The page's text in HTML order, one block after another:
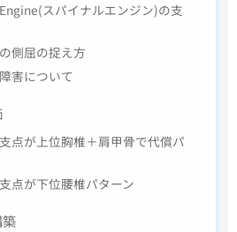
スパイナルエンジン)の支
側屈の捉え方
害について
点が上位胸椎＋肩甲骨で代償パ
点が下位腰椎パターン